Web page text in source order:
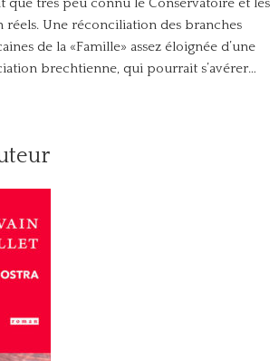
réels. Une réconciliation des branches
de la «Famille» assez éloignée d’une
brechtienne, qui pourrait s’avérer…